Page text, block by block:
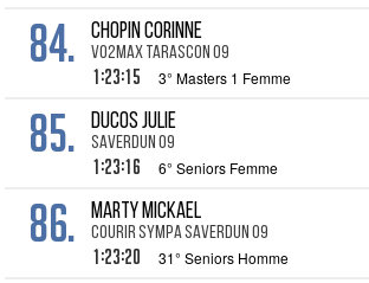
84. CHOPIN Corinne
VO2max Tarascon 09
1:23:15 3° Masters 1 Femme
85. DUCOS Julie
Saverdun 09
1:23:16 6° Seniors Femme
86. MARTY Mickael
Courir Sympa Saverdun 09
1:23:20 31° Seniors Homme